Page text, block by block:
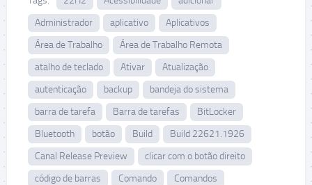
Administrador
aplicativo
Aplicativos
Área de Trabalho
Área de Trabalho Remota
atalho de teclado
Ativar
Atualização
autenticação
backup
bandeja do sistema
barra de tarefa
Barra de tarefas
BitLocker
Bluetooth
botão Build
Build 22621.1926
Canal Release Preview
clicar com o botão direito
código de barras
Comando
Comandos